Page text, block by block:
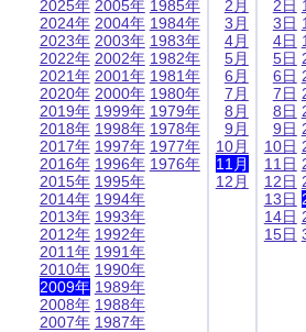
2025年
2024年
2023年
2022年
2021年
2020年
2019年
2018年
2017年
2016年
2015年
2014年
2013年
2012年
2011年
2010年
2009年
2008年
2007年
2005年
2004年
2003年
2002年
2001年
2000年
1999年
1998年
1997年
1996年
1995年
1994年
1993年
1992年
1991年
1990年
1989年
1988年
1987年
1985年
1984年
1983年
1982年
1981年
1980年
1979年
1978年
1977年
1976年
2月
3月
4月
5月
6月
7月
8月
9月
10月
11月
12月
2日
3日
4日
5日
6日
7日
8日
9日
10日
11日
12日
13日
14日
15日